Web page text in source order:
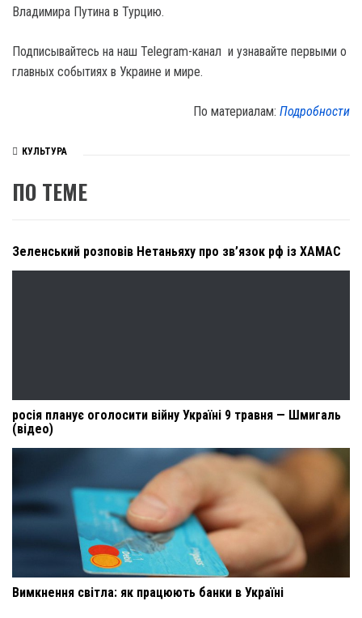
Владимира Путина в Турцию.
Подписывайтесь на наш Telegram-канал и узнавайте первыми о
главных событиях в Украине и мире.
По материалам: Подробности
КУЛЬТУРА
ПО ТЕМЕ
Зеленський розповів Нетаньяху про зв’язок рф із ХАМАС
росія планує оголосити війну Україні 9 травня — Шмигаль
(відео)
Вимкнення світла: як працюють банки в Україні